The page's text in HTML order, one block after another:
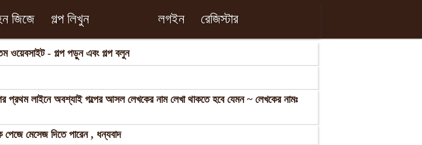
জিজে গল্প লিখুন লগইন রেজিস্টার
ওয়েবসাইট - গল্প পড়ুন এবং গল্প বলুন
প্রথম লাইনে অবশ্যাই গল্পের আসল লেখকের নাম লেখা থাকতে হবে যেমন ~ লেখকের নামঃ
মেসেজ দিতে পারেন , ধন্যবাদ